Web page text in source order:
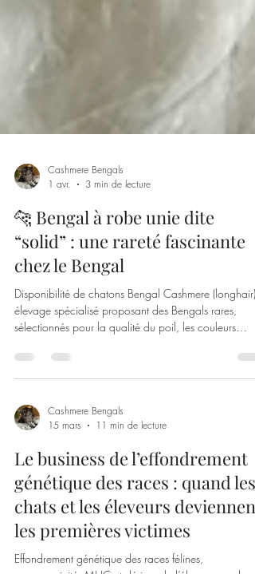
Cashmere Bengals
1 avr.
3 min de lecture
🐆 Bengal à robe unie dite
“solid” : une rareté fascinante
chez le Bengal
Disponibilité de chatons Bengal Cashmere (longhair) :
élevage spécialisé proposant des Bengals rares,
uniques (Black Smoke, Blue, Silver) et un excellent
Cashmere Bengals
15 mars
11 min de lecture
Le business de l’effondrement
génétique des races : quand les
chats et les éleveurs deviennent